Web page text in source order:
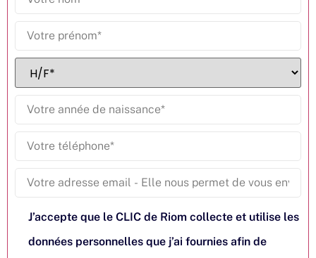
J’accepte que le CLIC de Riom collecte et utilise les
données personnelles que j’ai fournies afin de